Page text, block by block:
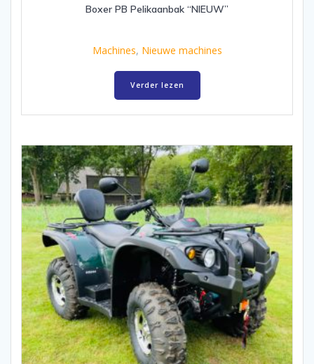
Boxer PB Pelikaanbak “NIEUW”
Machines, Nieuwe machines
Verder lezen